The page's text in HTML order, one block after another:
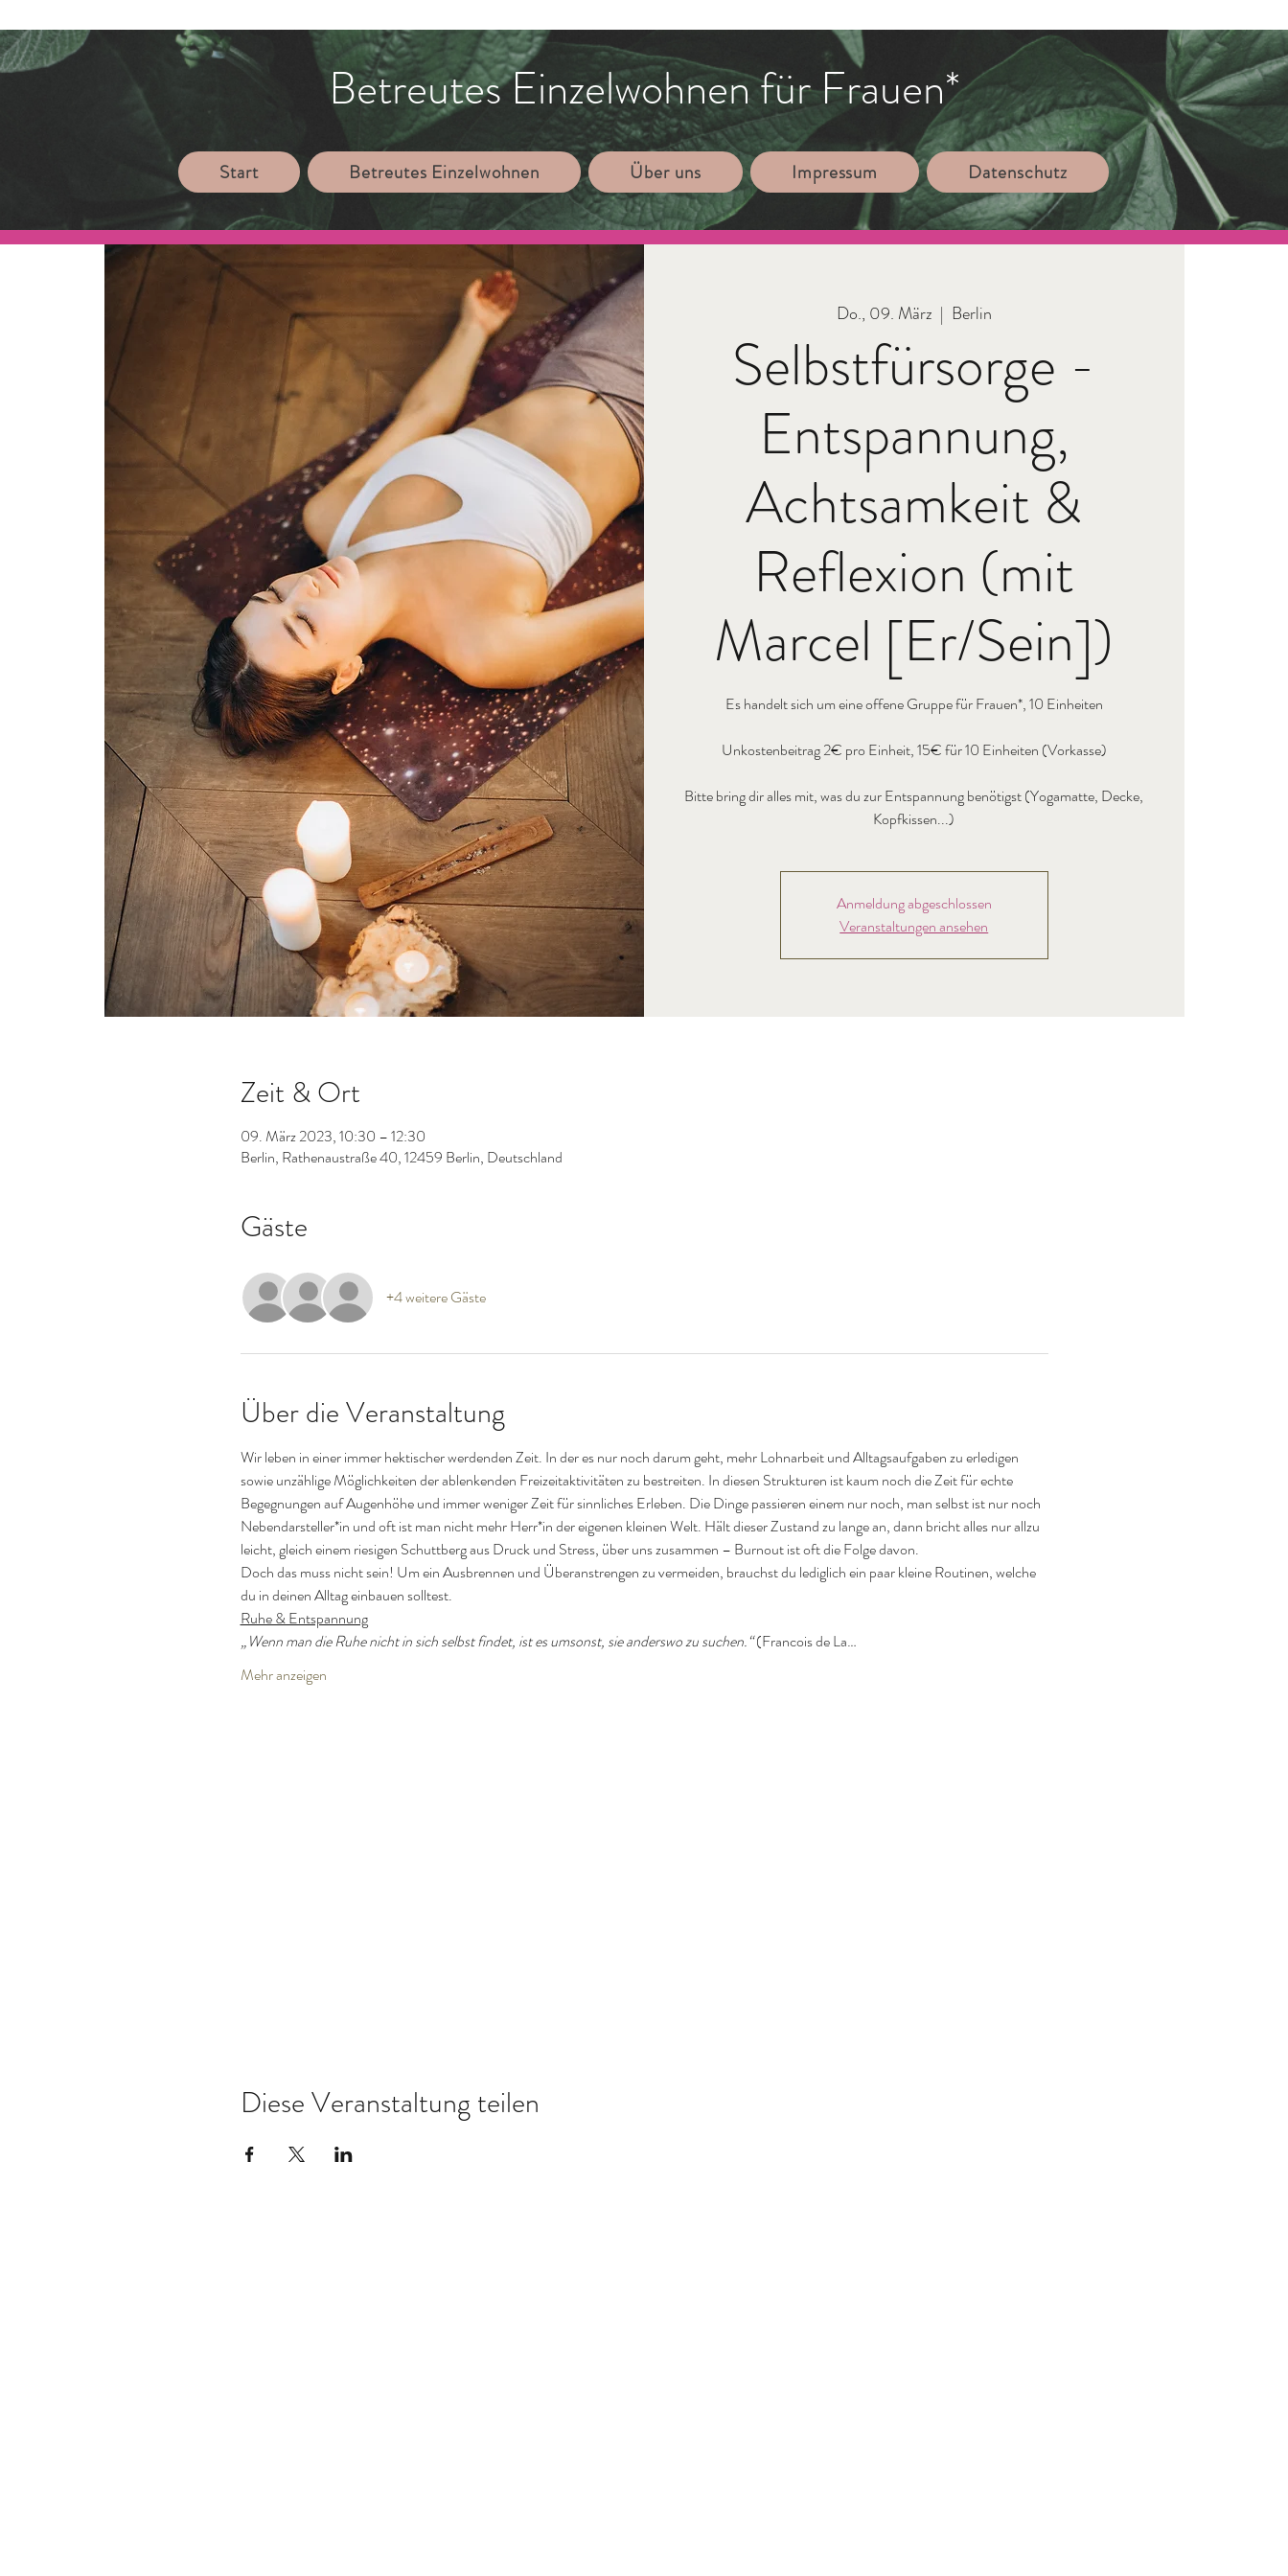
Betreutes Einzelwohnen für Frauen*
Start Betreutes Einzelwohnen Über uns Impressum Datenschutz
Do., 09. März
  |
Berlin
Selbstfürsorge -
Entspannung,
Achtsamkeit &
Reflexion (mit
Marcel [Er/Sein])
Es handelt sich um eine offene Gruppe für Frauen*, 10 Einheiten
Unkostenbeitrag 2€ pro Einheit, 15€ für 10 Einheiten (Vorkasse)
Bitte bring dir alles mit, was du zur Entspannung benötigst (Yogamatte, Decke,
Kopfkissen...)
Anmeldung abgeschlossen
Veranstaltungen ansehen
Zeit & Ort
09. März 2023, 10:30 – 12:30
Berlin, Rathenaustraße 40, 12459 Berlin, Deutschland
Gäste
+4 weitere Gäste
Über die Veranstaltung
Wir leben in einer immer hektischer werdenden Zeit. In der es nur noch darum geht, mehr Lohnarbeit und Alltagsaufgaben zu erledigen
sowie unzählige Möglichkeiten der ablenkenden Freizeitaktivitäten zu bestreiten. In diesen Strukturen ist kaum noch die Zeit für echte
Begegnungen auf Augenhöhe und immer weniger Zeit für sinnliches Erleben. Die Dinge passieren einem nur noch, man selbst ist nur noch
Nebendarsteller*in und oft ist man nicht mehr Herr*in der eigenen kleinen Welt. Hält dieser Zustand zu lange an, dann bricht alles nur allzu
leicht, gleich einem riesigen Schuttberg aus Druck und Stress, über uns zusammen – Burnout ist oft die Folge davon.
Doch das muss nicht sein! Um ein Ausbrennen und Überanstrengen zu vermeiden, brauchst du lediglich ein paar kleine Routinen, welche
du in deinen Alltag einbauen solltest.
Ruhe & Entspannung
„Wenn man die Ruhe nicht in sich selbst findet, ist es umsonst, sie anderswo zu suchen.“ (Francois de La…
Mehr anzeigen
Diese Veranstaltung teilen